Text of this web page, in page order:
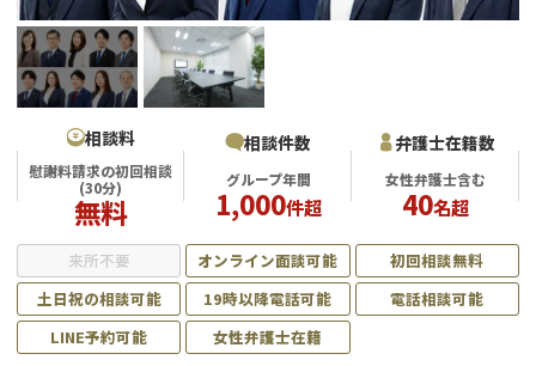
内縁の夫婦
慰謝料
DV
離婚の相談先
離婚したくない
その他の男女問題
相談料
慰謝料請求の初回相談
(30分)
無料
相談件数
グループ年間
1,000件超
弁護士在籍数
女性弁護士含む
40名超
来所不要 オンライン面談可能
初回相談無料
土日祝の相談可能
19時以降電話可能
電話相談可能
LINE予約可能
女性弁護士在籍